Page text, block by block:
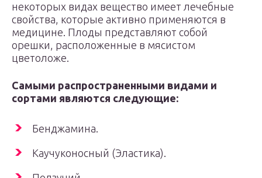
некоторых видах вещество имеет лечебные
свойства, которые активно применяются в
медицине. Плоды представляют собой
орешки, расположенные в мясистом
цветоложе.
Самыми распространенными видами и
сортами являются следующие:
Бенджамина.
Каучуконосный (Эластика).